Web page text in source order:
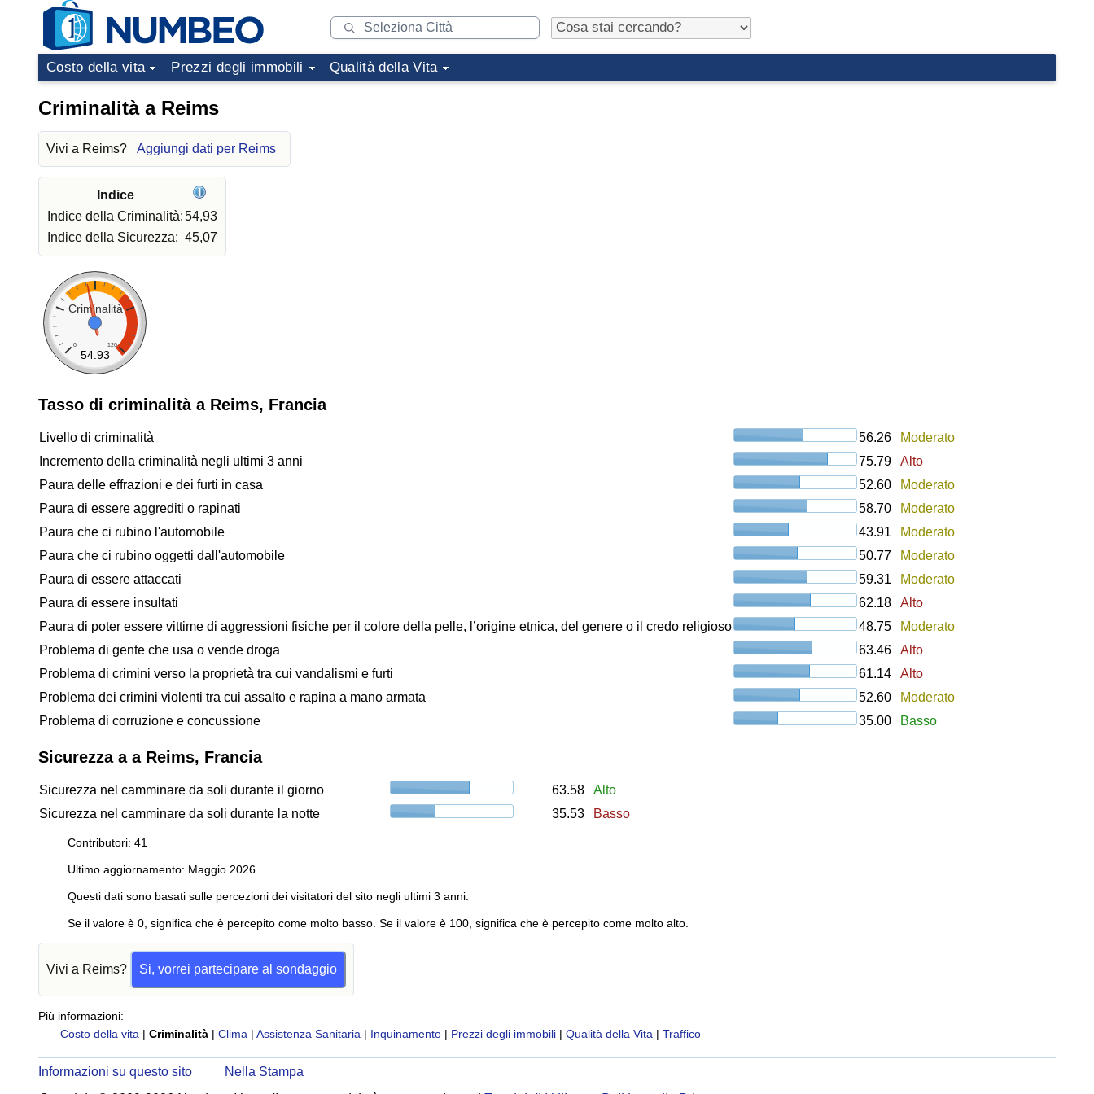
Costo della vita Prezzi degli immobili Qualità della Vita
Criminalità a Reims
Vivi a Reims? Aggiungi dati per Reims
Indice
Indice della Criminalità:54,93
Indice della Sicurezza: 45,07
Criminalità
0 120
54.93
Tasso di criminalità a Reims, Francia
Livello di criminalità 56.26
Moderato
Incremento della criminalità negli ultimi 3 anni
75.79
Alto
Paura delle effrazioni e dei furti in casa
52.60
Moderato
Paura di essere aggrediti o rapinati
58.70
Moderato
Paura che ci rubino l'automobile
43.91
Moderato
Paura che ci rubino oggetti dall'automobile
50.77
Moderato
Paura di essere attaccati
59.31
Moderato
Paura di essere insultati
62.18
Alto
Paura di poter essere vittime di aggressioni fisiche per il colore della pelle, l’origine etnica, del genere o il credo religioso
48.75
Moderato
Problema di gente che usa o vende droga
63.46
Alto
Problema di crimini verso la proprietà tra cui vandalismi e furti
61.14
Alto
Problema dei crimini violenti tra cui assalto e rapina a mano armata
52.60
Moderato
Problema di corruzione e concussione
35.00 Basso
Sicurezza a a Reims, Francia
Sicurezza nel camminare da soli durante il giorno 63.58
Alto
Sicurezza nel camminare da soli durante la notte
35.53 Basso
Contributori: 41
Ultimo aggiornamento: Maggio 2026
Questi dati sono basati sulle percezioni dei visitatori del sito negli ultimi 3 anni.
Se il valore è 0, significa che è percepito come molto basso. Se il valore è 100, significa che è percepito come molto alto.
Vivi a Reims? Si, vorrei partecipare al sondaggio
Più informazioni:
Costo della vita | Criminalità | Clima | Assistenza Sanitaria | Inquinamento | Prezzi degli immobili | Qualità della Vita | Traffico
Informazioni su questo sito
Nella Stampa